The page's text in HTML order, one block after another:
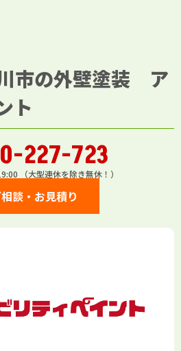
市の外壁塗装 ア
ト
227-723
（大型連休を除き無休！）
談・お見積り